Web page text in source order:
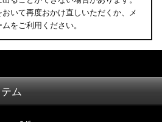
いて再度おかけ直しいただくか、メ
をご利用ください。
ム